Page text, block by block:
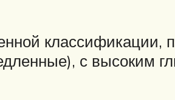
классификации,
с высоким